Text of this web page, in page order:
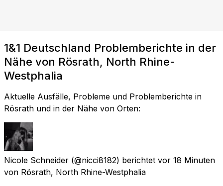
1&1 Deutschland Problemberichte in der
Nähe von Rösrath, North Rhine-
Westphalia
Aktuelle Ausfälle, Probleme und Problemberichte in
Rösrath und in der Nähe von Orten:
Nicole Schneider (@nicci8182) berichtet vor 18 Minuten
von Rösrath, North Rhine-Westphalia